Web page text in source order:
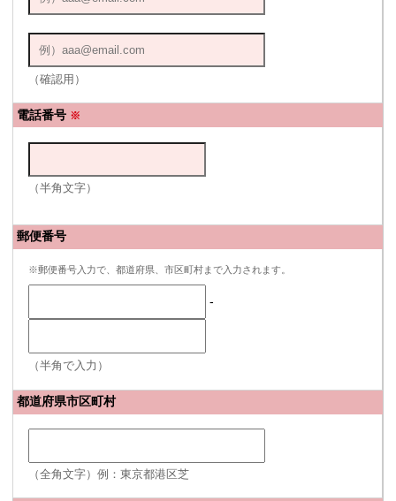
（確認用）
電話番号 ※
（半角文字）
郵便番号
※郵便番号入力で、都道府県、市区町村まで入力されます。
-
（半角で入力）
都道府県市区町村
（全角文字）例：東京都港区芝